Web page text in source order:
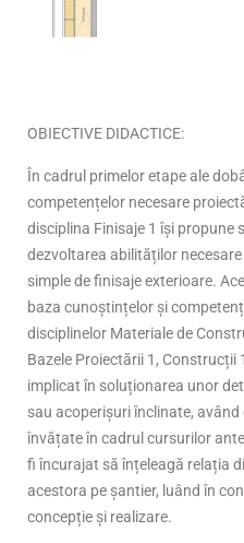
OBIECTIVE DIDACTICE:
În cadrul primelor etape ale
competențelor necesare
disciplina Finisaje 1 își propune
dezvoltarea abilităților
simple de finisaje exterioare.
baza cunoștințelor și
disciplinelor Materiale de
Bazele Proiectării 1,
implicat în soluționarea unor
sau acoperișuri înclinate,
învățate în cadrul cursurilor
fi încurajat să înțeleagă relația
acestora pe șantier, luând în
concepție și realizare.